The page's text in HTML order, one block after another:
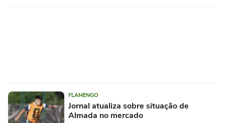
FLAMENGO
Jornal atualiza sobre situação de
Almada no mercado